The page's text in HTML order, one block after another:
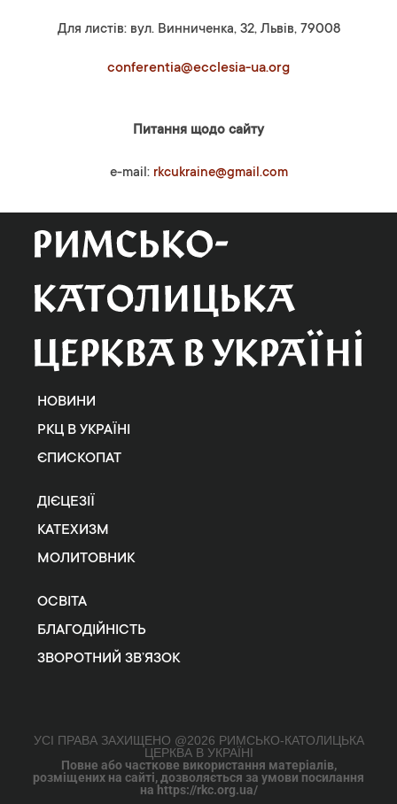
Для листів: вул. Винниченка, 32, Львів, 79008
conferentia@ecclesia-ua.org
Питання щодо сайту
e-mail: rkcukraine@gmail.com
НОВИНИ
РКЦ В УКРАЇНІ
ЄПИСКОПАТ
ДІЄЦЕЗІЇ
КАТЕХИЗМ
МОЛИТОВНИК
ОСВІТА
БЛАГОДІЙНІСТЬ
ЗВОРОТНИЙ ЗВ’ЯЗОК
УСІ ПРАВА ЗАХИЩЕНО @2026 РИМСЬКО-КАТОЛИЦЬКА
ЦЕРКВА В УКРАЇНІ
Повне або часткове використання матеріалів,
розміщених на сайті, дозволяється за умови посилання
на https://rkc.org.ua/